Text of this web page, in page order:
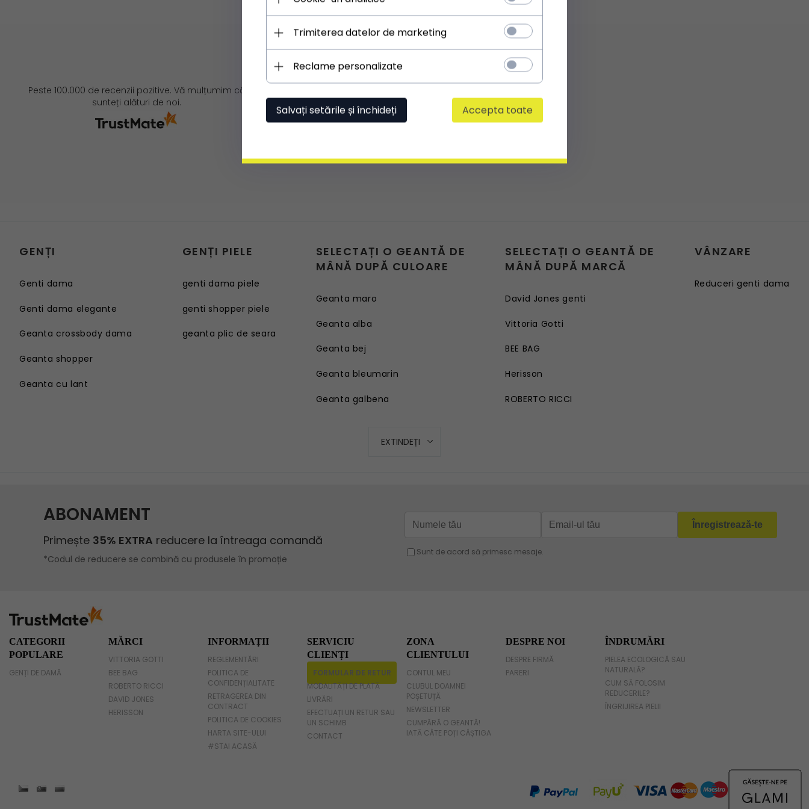
Peste 100.000 de recenzii pozitive. Vă mulțumim că
sunteți alături de noi.
GENȚI
Genti dama
Genti dama elegante
Geanta crossbody dama
Geanta shopper
Geanta cu lant
Geanta cu lant
Geanta tip sac
Geanta umar dama casual
Geanta voiaj
Geanta cu franjuri
Geanta umar
Geanta mare
GENȚI PIELE
genti dama piele
genti shopper piele
geanta plic de seara
SELECTAȚI O GEANTĂ DE
MÂNĂ DUPĂ CULOARE
Geanta maro
Geanta alba
Geanta bej
Geanta bleumarin
Geanta galbena
SELECTAȚI O GEANTĂ DE
MÂNĂ DUPĂ MARCĂ
David Jones genti
Vittoria Gotti
BEE BAG
Herisson
ROBERTO RICCI
VÂNZARE
Reduceri genti dama
EXTINDEȚI
CATEGORII
POPULARE
GENȚI DE DAMĂ
MĂRCI
VITTORIA GOTTI
BEE BAG
ROBERTO RICCI
DAVID JONES
HERISSON
INFORMAȚII
REGLEMENTĂRI
POLITICA DE
CONFIDENȚIALITATE
RETRAGEREA DIN
CONTRACT
POLITICA DE COOKIES
HARTA SITE-ULUI
#STAI ACASĂ
SERVICIU
CLIENȚI
FORMULAR DE RETUR
MODALITĂȚI DE PLATĂ
LIVRĂRI
EFECTUAȚI UN RETUR SAU
UN SCHIMB
CONTACT
ZONA
CLIENTULUI
CONTUL MEU
CLUBUL DOAMNEI
POȘETUȚĂ
NEWSLETTER
CUMPĂRĂ O GEANTĂ!
IATĂ CÂTE POȚI CÂȘTIGA
DESPRE NOI
DESPRE FIRMĂ
PARERI
ÎNDRUMĂRI
PIELEA ECOLOGICĂ SAU
NATURALĂ?
CUM SĂ FOLOSIM
REDUCERILE?
ÎNGRIJIREA PIELII
Trimiterea datelor de marketing
Reclame personalizate
Salvați setările și închideți Accepta toate